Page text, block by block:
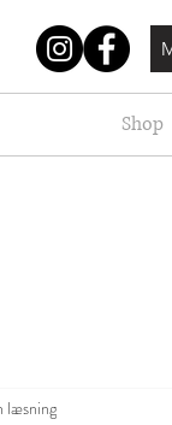
Shop
læsning